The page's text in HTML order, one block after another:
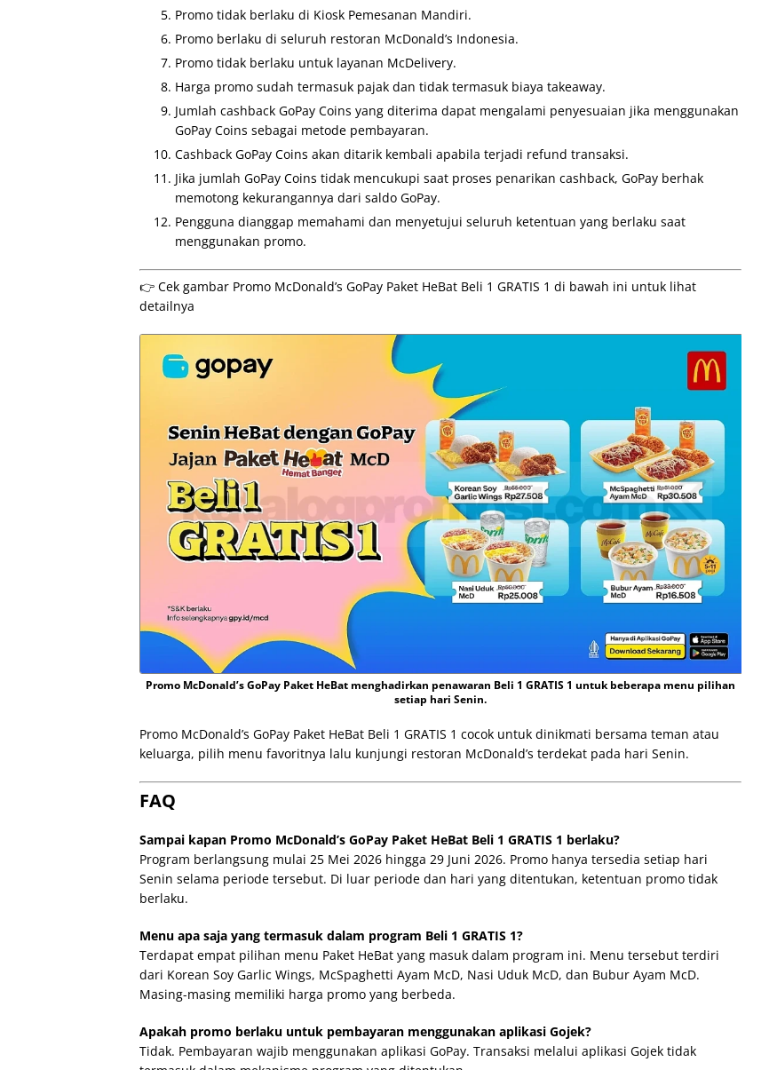
Promo tidak berlaku di Kiosk Pemesanan Mandiri.
Promo berlaku di seluruh restoran McDonald’s Indonesia.
Promo tidak berlaku untuk layanan McDelivery.
Harga promo sudah termasuk pajak dan tidak termasuk biaya takeaway.
Jumlah cashback GoPay Coins yang diterima dapat mengalami penyesuaian jika menggunakan
GoPay Coins sebagai metode pembayaran.
Cashback GoPay Coins akan ditarik kembali apabila terjadi refund transaksi.
Jika jumlah GoPay Coins tidak mencukupi saat proses penarikan cashback, GoPay berhak
memotong kekurangannya dari saldo GoPay.
Pengguna dianggap memahami dan menyetujui seluruh ketentuan yang berlaku saat
menggunakan promo.
👉 Cek gambar Promo McDonald’s GoPay Paket HeBat Beli 1 GRATIS 1 di bawah ini untuk lihat
detailnya
Promo McDonald’s GoPay Paket HeBat menghadirkan penawaran Beli 1 GRATIS 1 untuk beberapa menu pilihan
setiap hari Senin.
Promo McDonald’s GoPay Paket HeBat Beli 1 GRATIS 1 cocok untuk dinikmati bersama teman atau
keluarga, pilih menu favoritnya lalu kunjungi restoran McDonald’s terdekat pada hari Senin.
FAQ
Sampai kapan Promo McDonald’s GoPay Paket HeBat Beli 1 GRATIS 1 berlaku?
Program berlangsung mulai 25 Mei 2026 hingga 29 Juni 2026. Promo hanya tersedia setiap hari
Senin selama periode tersebut. Di luar periode dan hari yang ditentukan, ketentuan promo tidak
berlaku.
Menu apa saja yang termasuk dalam program Beli 1 GRATIS 1?
Terdapat empat pilihan menu Paket HeBat yang masuk dalam program ini. Menu tersebut terdiri
dari Korean Soy Garlic Wings, McSpaghetti Ayam McD, Nasi Uduk McD, dan Bubur Ayam McD.
Masing-masing memiliki harga promo yang berbeda.
Apakah promo berlaku untuk pembayaran menggunakan aplikasi Gojek?
Tidak. Pembayaran wajib menggunakan aplikasi GoPay. Transaksi melalui aplikasi Gojek tidak